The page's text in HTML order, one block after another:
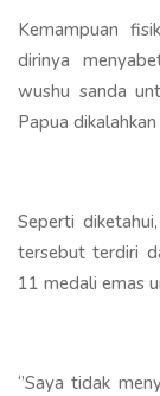
Kemampuan
dirinya
wushu sanda
Papua
Seperti
tersebut terdiri
11 medali emas
‘’Saya tidak